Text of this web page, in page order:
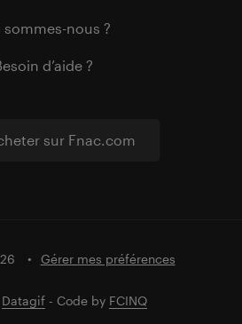
sur Fnac.com
sommes-nous ?
d’aide ?
Gérer mes préférences
Datagif - Code by FCINQ